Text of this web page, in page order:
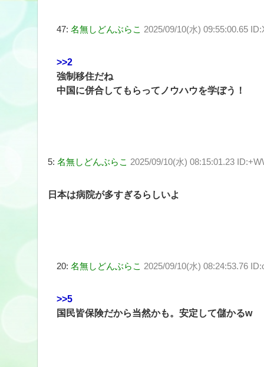
47: 名無しどんぶらこ 2025/09/10(水) 09:55:00.65
>>2
強制移住だね
中国に併合してもらってノウハウを学ぼう！
5: 名無しどんぶらこ 2025/09/10(水) 08:15:01.23
日本は病院が多すぎるらしいよ
20: 名無しどんぶらこ 2025/09/10(水) 08:24:53.76
>>5
国民皆保険だから当然かも。安定して儲かるw